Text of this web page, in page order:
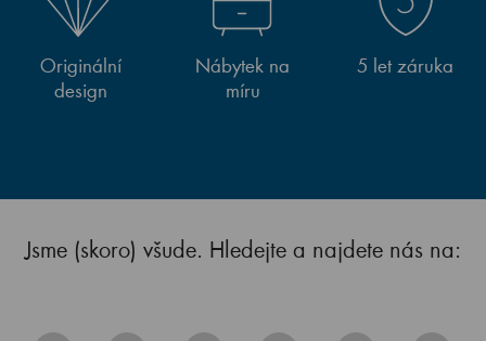
Originální
design
Nábytek na
míru
5 let záruka
Jsme (skoro) všude. Hledejte a najdete nás na: